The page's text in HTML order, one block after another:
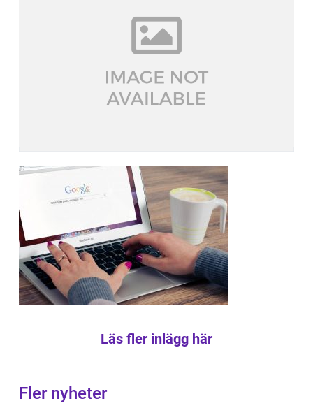
Läs fler inlägg här
Fler nyheter